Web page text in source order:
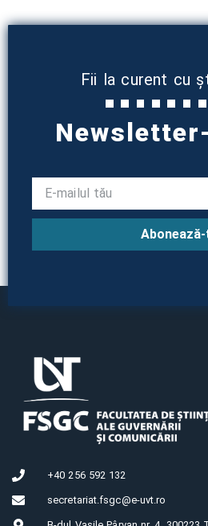
Fii la curent cu
+40 256 592 132
secretariat.fsgc@e-uvt.ro